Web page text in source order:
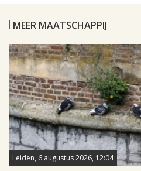
MEER MAATSCHAPPIJ
Leiden, 6 augustus 2026, 12:04